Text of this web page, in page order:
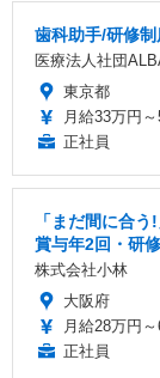
歯科助手/研修
医療法人社団
東京都
月給33万円
正社員
「まだ間に合
賞与年2回・研
株式会社小林
大阪府
月給28万円
正社員